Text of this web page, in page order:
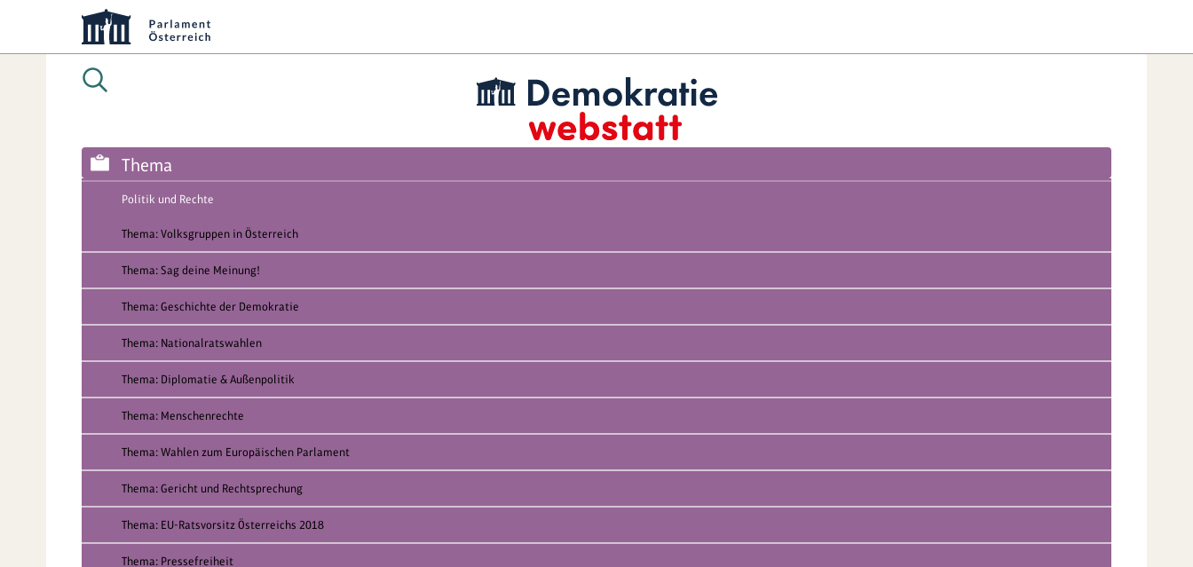
Thema
Politik und Rechte
Thema: Volksgruppen in Österreich
Thema: Sag deine Meinung!
Thema: Geschichte der Demokratie
Thema: Nationalratswahlen
Thema: Diplomatie & Außenpolitik
Thema: Menschenrechte
Thema: Wahlen zum Europäischen Parlament
Thema: Gericht und Rechtsprechung
Thema: EU-Ratsvorsitz Österreichs 2018
Thema: Pressefreiheit